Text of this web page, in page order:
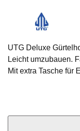
UTG Deluxe
Leicht umzubauen.
Mit extra Tasche für